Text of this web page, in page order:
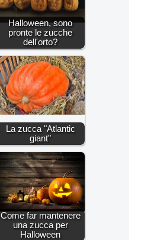
Halloween, sono
pronte le zucche
dell'orto?
La zucca "Atlantic
giant"
Come far mantenere
una zucca per
Halloween